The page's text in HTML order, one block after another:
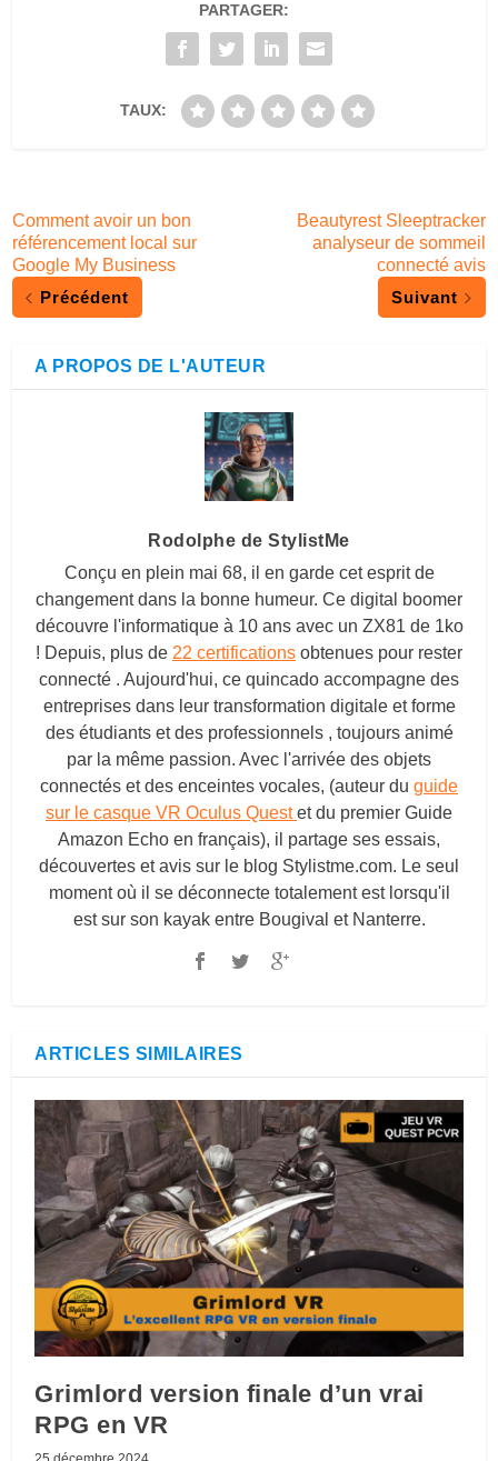
PARTAGER:
TAUX:
Comment avoir un bon
référencement local sur
Google My Business
Précédent
Beautyrest Sleeptracker
analyseur de sommeil
connecté avis
Suivant
A PROPOS DE L'AUTEUR
Rodolphe de StylistMe
Conçu en plein mai 68, il en garde cet esprit de
changement dans la bonne humeur. Ce digital boomer
découvre l'informatique à 10 ans avec un ZX81 de 1ko
! Depuis, plus de 22 certifications obtenues pour rester
connecté . Aujourd'hui, ce quincado accompagne des
entreprises dans leur transformation digitale et forme
des étudiants et des professionnels , toujours animé
par la même passion. Avec l'arrivée des objets
connectés et des enceintes vocales, (auteur du guide
sur le casque VR Oculus Questet du premier Guide
Amazon Echo en français), il partage ses essais,
découvertes et avis sur le blog Stylistme.com. Le seul
moment où il se déconnecte totalement est lorsqu'il
est sur son kayak entre Bougival et Nanterre.
ARTICLES SIMILAIRES
Grimlord version finale d’un vrai
RPG en VR